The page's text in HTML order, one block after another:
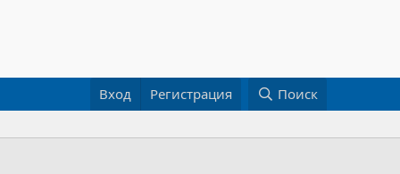
Вход Регистрация Поиск